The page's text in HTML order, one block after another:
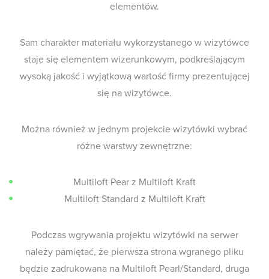
elementów.
Sam charakter materiału wykorzystanego w wizytówce
staje się elementem wizerunkowym, podkreślającym
wysoką jakość i wyjątkową wartość firmy prezentującej
się na wizytówce.
Można również w jednym projekcie wizytówki wybrać
różne warstwy zewnętrzne:
Multiloft Pear z Multiloft Kraft
Multiloft Standard z Multiloft Kraft
Podczas wgrywania projektu wizytówki na serwer
należy pamiętać, że pierwsza strona wgranego pliku
będzie zadrukowana na Multiloft Pearl/Standard, druga